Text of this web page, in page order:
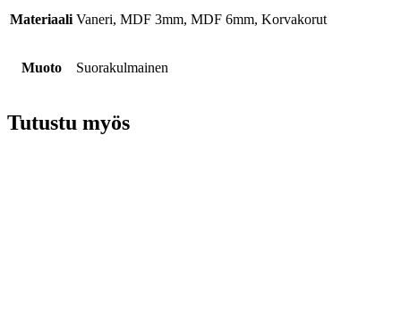
Materiaali Vaneri, MDF 3mm, MDF 6mm, Korvakorut
Muoto Suorakulmainen
Tutustu myös